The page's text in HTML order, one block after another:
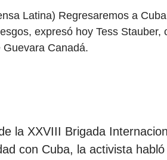
Latina) Regresaremos a
expresó hoy Tess
Canadá.
la XXVIII Brigada
con Cuba, la activista